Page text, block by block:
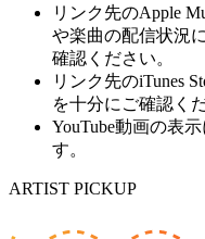
リンク先のApple
や楽曲の配信状況
確認ください。
リンク先のiTunes
を十分にご確認く
YouTube動画の表
す。
ARTIST PICKUP